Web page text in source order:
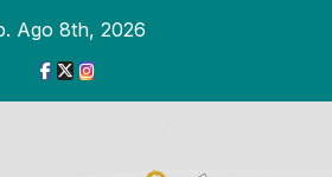
Ago 8th, 2026